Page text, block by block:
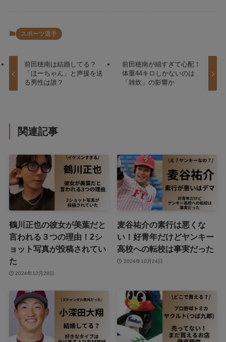
スポーツ選手
前田穂南は結婚してる？
「ほーちゃん」と声援を送
る男性は誰？
前田穂南が細すぎて心配！
体重44キロしかないのは
「雑炊」の影響か
関連記事
鶴川正也の彼女が美葉だと
言われる３つの理由！2シ
ョット写真が投稿されてい
た
2024年12月28日
麦谷祐介の素行は悪くな
い！好青年だけどヤンキー
高校への転校は事実だった
2024年10月24日